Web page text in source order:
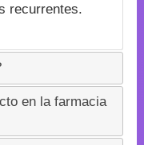
recurrentes.
en la farmacia